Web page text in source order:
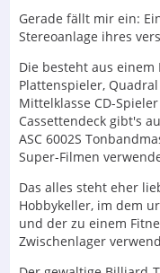
Gerade fällt mir ein:
Stereoanlage ihres
Die besteht aus einem
Plattenspieler,
Mittelklasse CD-
Cassettendeck gibt's
ASC 6002S
Super-Filmen
Das alles steht eher
Hobbykeller, im dem
und der zu einem
Zwischenlager